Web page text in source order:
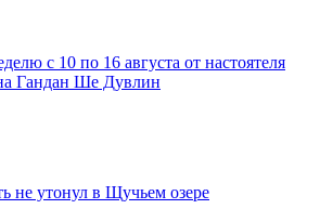
с 10 по 16 августа от настоятеля
Гандан Ше Дувлин
не утонул в Щучьем озере